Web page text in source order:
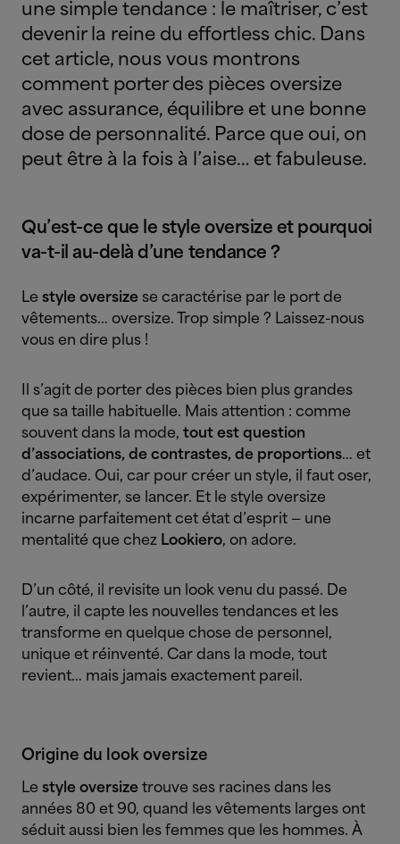
une simple tendance : le maîtriser, c’est
devenir la reine du effortless chic. Dans
cet article, nous vous montrons
comment porter des pièces oversize
avec assurance, équilibre et une bonne
dose de personnalité. Parce que oui, on
peut être à la fois à l’aise… et fabuleuse.
Qu’est-ce que le style oversize et pourquoi
va-t-il au-delà d’une tendance ?
Le style oversize se caractérise par le port de
vêtements… oversize. Trop simple ? Laissez-nous
vous en dire plus !
Il s’agit de porter des pièces bien plus grandes
que sa taille habituelle. Mais attention : comme
souvent dans la mode, tout est question
d’associations, de contrastes, de proportions… et
d’audace. Oui, car pour créer un style, il faut oser,
expérimenter, se lancer. Et le style oversize
incarne parfaitement cet état d’esprit — une
mentalité que chez Lookiero, on adore.
D’un côté, il revisite un look venu du passé. De
l’autre, il capte les nouvelles tendances et les
transforme en quelque chose de personnel,
unique et réinventé. Car dans la mode, tout
revient… mais jamais exactement pareil.
Origine du look oversize
Le style oversize trouve ses racines dans les
années 80 et 90, quand les vêtements larges ont
séduit aussi bien les femmes que les hommes. À